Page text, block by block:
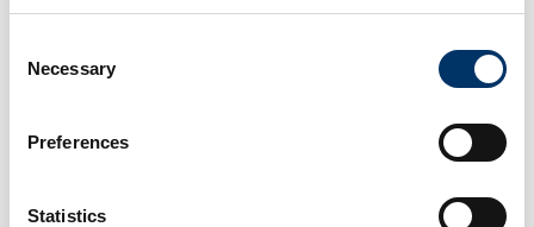
Selection
Necessary
Preferences
Statistics